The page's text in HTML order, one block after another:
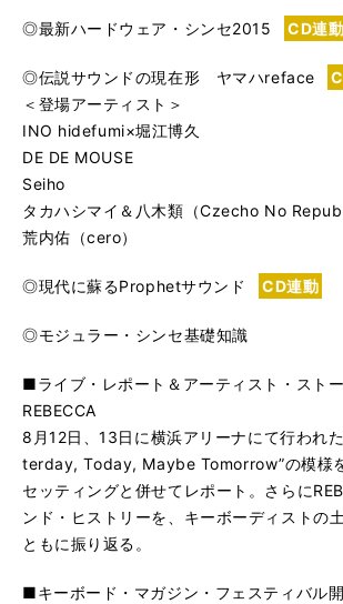
◎最新ハードウェア・シンセ2015 CD連動
◎伝説サウンドの現在形 ヤマハreface
＜登場アーティスト＞
INO hidefumi×堀江博久
DE DE MOUSE
Seiho
タカハシマイ＆八木類（Czecho No
荒内佑（cero）
◎現代に蘇るProphetサウンド CD連動
◎モジュラー・シンセ基礎知識
■ライブ・レポート＆アーティスト・スト
REBECCA
8月12日、13日に横浜アリーナにて行われ
terday, Today, Maybe Tomorrow”の模様
セッティングと併せてレポート。さらに
ンド・ヒストリーを、キーボーディストの
ともに振り返る。
■キーボード・マガジン・フェスティバル